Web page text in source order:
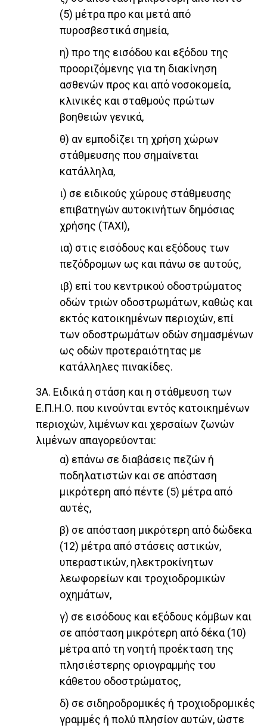
(5) μέτρα προ και μετά από
πυροσβεστικά σημεία,
η) προ της εισόδου και εξόδου της
προοριζόμενης για τη διακίνηση
ασθενών προς και από νοσοκομεία,
κλινικές και σταθμούς πρώτων
βοηθειών γενικά,
θ) αν εμποδίζει τη χρήση χώρων
στάθμευσης που σημαίνεται
κατάλληλα,
ι) σε ειδικούς χώρους στάθμευσης
επιβατηγών αυτοκινήτων δημόσιας
χρήσης (TAXI),
ια) στις εισόδους και εξόδους των
πεζόδρομων ως και πάνω σε αυτούς,
ιβ) επί του κεντρικού οδοστρώματος
οδών τριών οδοστρωμάτων, καθώς και
εκτός κατοικημένων περιοχών, επί
των οδοστρωμάτων οδών σημασμένων
ως οδών προτεραιότητας με
κατάλληλες πινακίδες.
3Α. Ειδικά η στάση και η στάθμευση των
Ε.Π.Η.Ο. που κινούνται εντός κατοικημένων
περιοχών, λιμένων και χερσαίων ζωνών
λιμένων απαγορεύονται:
α) επάνω σε διαβάσεις πεζών ή
ποδηλατιστών και σε απόσταση
μικρότερη από πέντε (5) μέτρα από
αυτές,
β) σε απόσταση μικρότερη από δώδεκα
(12) μέτρα από στάσεις αστικών,
υπεραστικών, ηλεκτροκίνητων
λεωφορείων και τροχιοδρομικών
οχημάτων,
γ) σε εισόδους και εξόδους κόμβων και
σε απόσταση μικρότερη από δέκα (10)
μέτρα από τη νοητή προέκταση της
πλησιέστερης οριογραμμής του
κάθετου οδοστρώματος,
δ) σε σιδηροδρομικές ή τροχιοδρομικές
γραμμές ή πολύ πλησίον αυτών, ώστε